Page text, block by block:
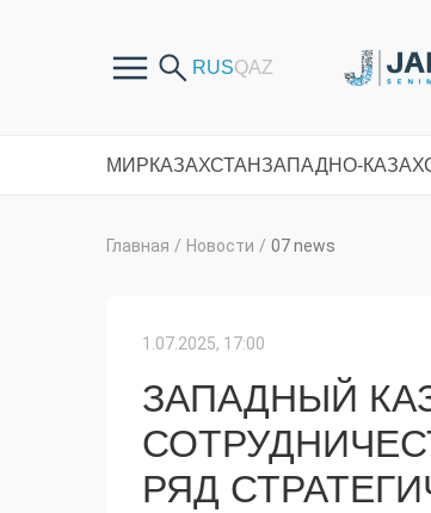
МИРКАЗАХСТАНЗАПАДНО-
Главная / Новости / 07 news
1.07.2025, 17:00
ЗАПАДНЫЙ
РЯД